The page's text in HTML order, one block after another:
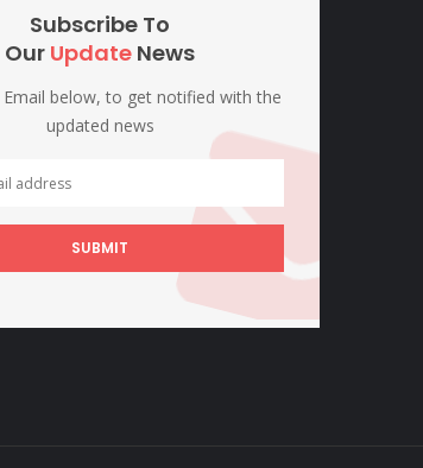
Subscribe To
Our Update News
below, to get notified with the
updated news
SUBMIT